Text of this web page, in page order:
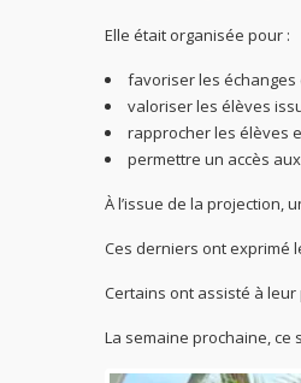
Elle était organisée pour :
favoriser les
valoriser les élèves
rapprocher les élèves
permettre un accès
À l’issue de la projection,
Ces derniers ont exprimé
Certains ont assisté à
La semaine prochaine,